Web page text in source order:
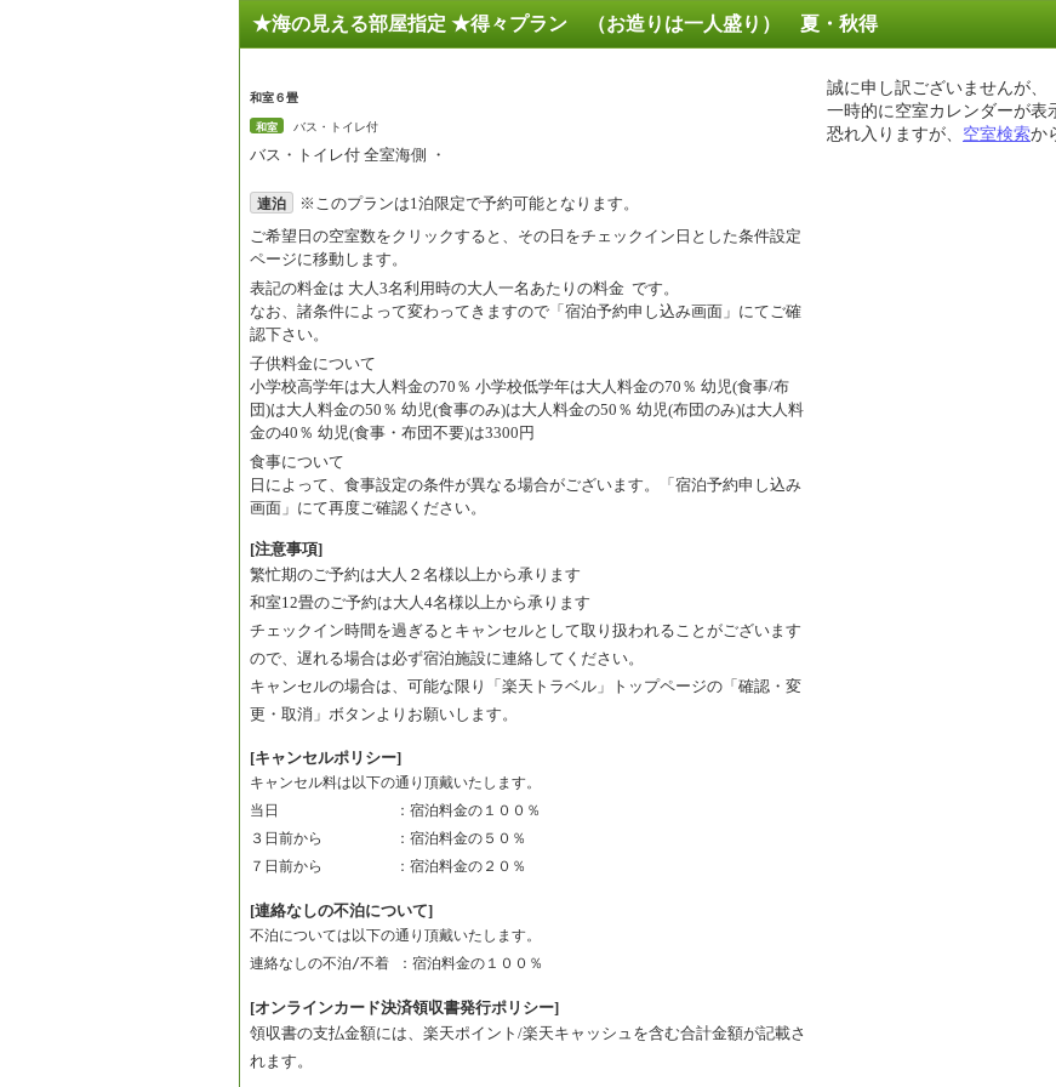
★海の見える部屋指定 ★得々プラン （お造りは一人盛り） 夏・秋得
和室６畳
和室 バス・トイレ付
バス・トイレ付 全室海側 ・
連泊
※このプランは1泊限定で予約可能となります。
ご希望日の空室数をクリックすると、その日をチェックイン日とした条件設定
ページに移動します。
表記の料金は 大人3名利用時の大人一名あたりの料金 です。
なお、諸条件によって変わってきますので「宿泊予約申し込み画面」にてご確
認下さい。
子供料金について
小学校高学年は大人料金の70％ 小学校低学年は大人料金の70％ 幼児(食事/布
団)は大人料金の50％ 幼児(食事のみ)は大人料金の50％ 幼児(布団のみ)は大人料
金の40％ 幼児(食事・布団不要)は3300円
食事について
日によって、食事設定の条件が異なる場合がございます。「宿泊予約申し込み
画面」にて再度ご確認ください。
[注意事項]
繁忙期のご予約は大人２名様以上から承ります
和室12畳のご予約は大人4名様以上から承ります
チェックイン時間を過ぎるとキャンセルとして取り扱われることがございます
ので、遅れる場合は必ず宿泊施設に連絡してください。
キャンセルの場合は、可能な限り「楽天トラベル」トップページの「確認・変
更・取消」ボタンよりお願いします。
[キャンセルポリシー]
キャンセル料は以下の通り頂戴いたします。
当日　　　　　　　　：宿泊料金の１００％
３日前から　　　　　：宿泊料金の５０％
７日前から　　　　　：宿泊料金の２０％
[連絡なしの不泊について]
不泊については以下の通り頂戴いたします。
連絡なしの不泊/不着 ：宿泊料金の１００％
[オンラインカード決済領収書発行ポリシー]
領収書の支払金額には、楽天ポイント/楽天キャッシュを含む合計金額が記載さ
れます。
誠に申し訳ございませんが、
一時的に空室カレンダーが表
恐れ入りますが、 空室検索か